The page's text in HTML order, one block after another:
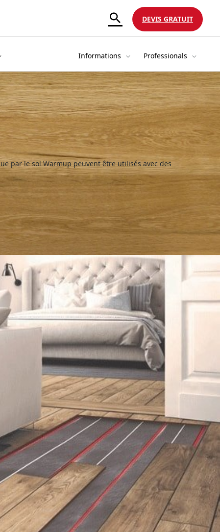
DEVIS GRATUIT
Informations Professionals
par le sol Warmup peuvent être utilisés avec des